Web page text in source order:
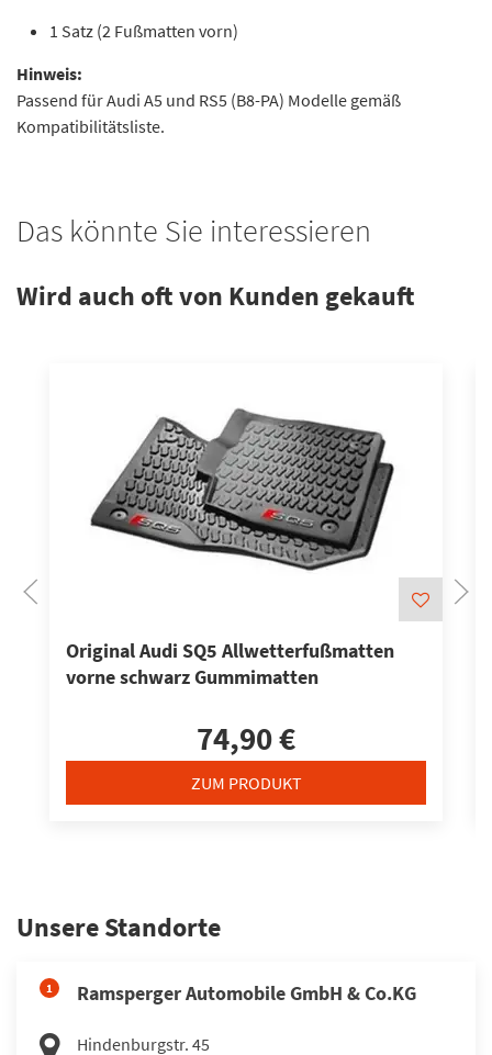
1 Satz (2 Fußmatten vorn)
Hinweis:
Passend für Audi A5 und RS5 (B8-PA) Modelle gemäß
Kompatibilitätsliste.
Das könnte Sie interessieren
Wird auch oft von Kunden gekauft
Original Audi SQ5 Allwetterfußmatten
vorne schwarz Gummimatten
74,90 €
ZUM PRODUKT
Unsere Standorte
1 Ramsperger Automobile GmbH & Co.KG
Hindenburgstr. 45